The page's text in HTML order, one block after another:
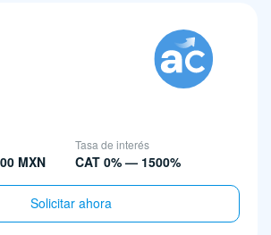
MXN
Tasa de interés
CAT 0% — 1500%
Solicitar ahora